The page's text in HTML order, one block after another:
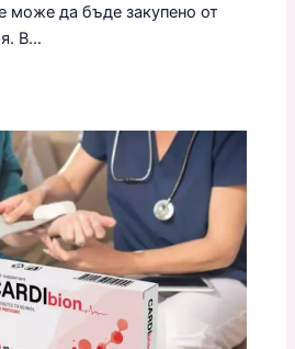
може да бъде закупено от
В…